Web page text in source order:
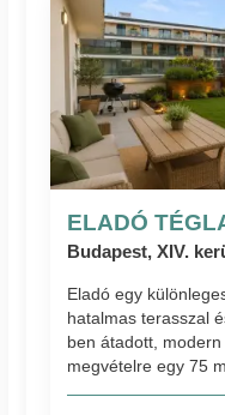
ELADÓ
Budapest, XIV.
Eladó egy
hatalmas terasszal
ben átadott,
megvételre egy 75